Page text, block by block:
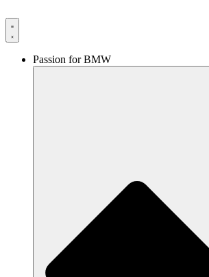
til
indhold
Passion for BMW